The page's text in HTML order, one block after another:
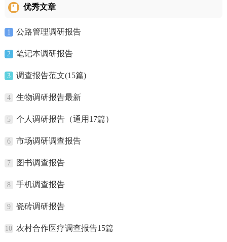
优秀文章
1 公路管理调研报告
2 笔记本调研报告
3 调查报告范文(15篇)
4 生物调研报告最新
5 个人调研报告（通用17篇）
6 市场调研调查报告
7 图书调查报告
8 手机调查报告
9 瓷砖调研报告
10 农村合作医疗调查报告15篇